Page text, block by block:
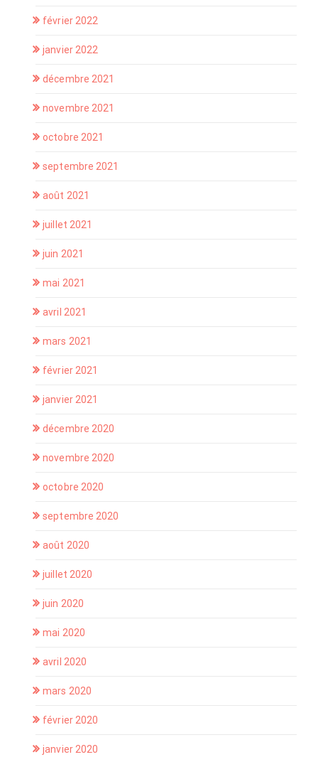
février 2022
janvier 2022
décembre 2021
novembre 2021
octobre 2021
septembre 2021
août 2021
juillet 2021
juin 2021
mai 2021
avril 2021
mars 2021
février 2021
janvier 2021
décembre 2020
novembre 2020
octobre 2020
septembre 2020
août 2020
juillet 2020
juin 2020
mai 2020
avril 2020
mars 2020
février 2020
janvier 2020